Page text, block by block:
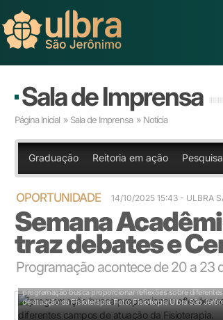
Sala de Imprensa
Página Inicial » Sala de Imprensa » Notícia
Graduação Reitoria em ação Pesquisa
OPORTUNIDADE 14/10/2025 15:43 - ULBRA
Semana
traz debates e
Programação acontece de 20 a 23
programação busca proporcionar reflexões sobre
de atuação da Fisioterapia.Foto: Fisioterpia Ulbra São